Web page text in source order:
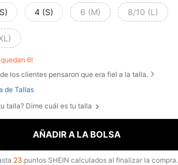
4 (S) 6 (M) 8/10 (L)
quedan 6!
de los clientes pensaron que era fiel a la talla.
de Tallas
talla? Dime cuál es tu talla
AÑADIR A LA BOLSA
23 puntos SHEIN calculados al finalizar la compra.